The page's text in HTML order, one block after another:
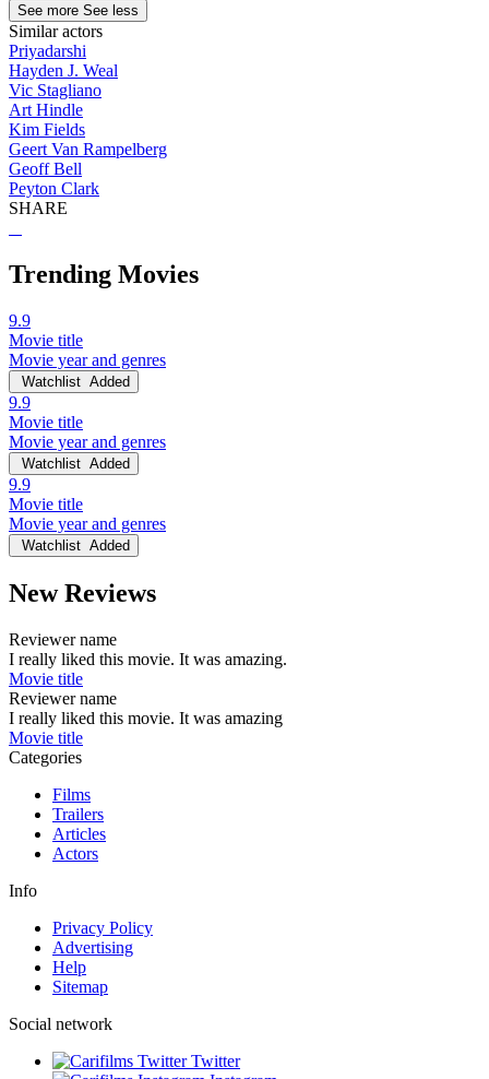
See more See less
Similar actors
Priyadarshi
Hayden J. Weal
Vic Stagliano
Art Hindle
Kim Fields
Geert Van Rampelberg
Geoff Bell
Peyton Clark
SHARE
Trending Movies
9.9
Movie title
Movie year and genres
Watchlist Added
9.9
Movie title
Movie year and genres
Watchlist Added
9.9
Movie title
Movie year and genres
Watchlist Added
New Reviews
Reviewer name
I really liked this movie. It was amazing.
Movie title
Reviewer name
I really liked this movie. It was amazing
Movie title
Categories
Films
Trailers
Articles
Actors
Info
Privacy Policy
Advertising
Help
Sitemap
Social network
Twitter